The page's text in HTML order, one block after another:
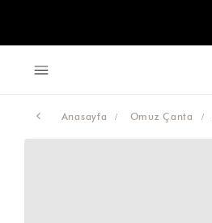
Anasayfa Omuz Çanta